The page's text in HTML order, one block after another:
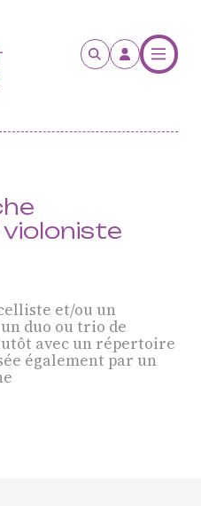
et/ou un
duo ou trio de
avec un répertoire
également par un
Centre
Musique de